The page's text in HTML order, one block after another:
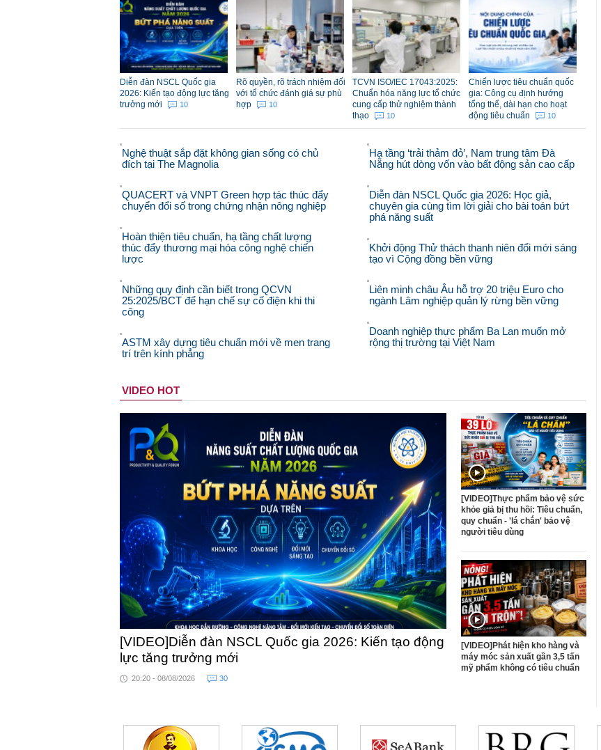
Diễn đàn NSCL Quốc gia
2026: Kiến tạo động lực tăng
trưởng mới
10
Rõ quyền, rõ trách nhiệm đối
với tổ chức đánh giá sự phù
hợp
10
TCVN ISO/IEC 17043:2025:
Chuẩn hóa năng lực tổ chức
cung cấp thử nghiệm thành
thạo
10
Chiến lược tiêu chuẩn quốc
gia: Công cụ định hướng
tổng thể, dài hạn cho hoạt
động tiêu chuẩn
10
Nghệ thuật sắp đặt không gian sống có chủ
đích tại The Magnolia
QUACERT và VNPT Green hợp tác thúc đẩy
chuyển đổi số trong chứng nhận nông nghiệp
Hoàn thiện tiêu chuẩn, hạ tầng chất lượng
thúc đẩy thương mại hóa công nghệ chiến
lược
Những quy định cần biết trong QCVN
25:2025/BCT để hạn chế sự cố điện khi thi
công
ASTM xây dựng tiêu chuẩn mới về men trang
trí trên kính phẳng
Hạ tầng ‘trải thảm đỏ’, Nam trung tâm Đà
Nẵng hút dòng vốn vào bất động sản cao cấp
Diễn đàn NSCL Quốc gia 2026: Học giả,
chuyên gia cùng tìm lời giải cho bài toán bứt
phá năng suất
Khởi động Thử thách thanh niên đổi mới sáng
tạo vì Cộng đồng bền vững
Liên minh châu Âu hỗ trợ 20 triệu Euro cho
ngành Lâm nghiệp quản lý rừng bền vững
Doanh nghiệp thực phẩm Ba Lan muốn mở
rộng thị trường tại Việt Nam
VIDEO HOT
[VIDEO]Diễn đàn NSCL Quốc gia 2026: Kiến tạo động
lực tăng trưởng mới
20:20 - 08/08/2026 30
[VIDEO]Thực phẩm bảo vệ sức
khỏe giả bị thu hồi: Tiêu chuẩn,
quy chuẩn - 'lá chắn' bảo vệ
người tiêu dùng
[VIDEO]Phát hiện kho hàng và
máy móc sản xuất gần 3,5 tấn
mỹ phẩm không có tiêu chuẩn